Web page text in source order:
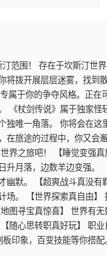
范围！ 存在于坎斯汀世
将拨开展层层迷雾，找到
属于你的争夺风格。正在
《杖剑传说》属于独家
独唯一角落。 你将会在
在旅途的过程中，你又会
界之旅吧！ 【睡觉变强
升月落，边数羊边变强。
幽默。 【超爽战斗真没
场。 【世界探索真自由
图寻宝真惊喜】 世界有
随心思转职真好玩】 职
印象，百变技能等你搭